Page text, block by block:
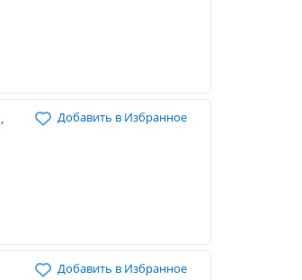
Добавить в Избранное
Добавить в Избранное